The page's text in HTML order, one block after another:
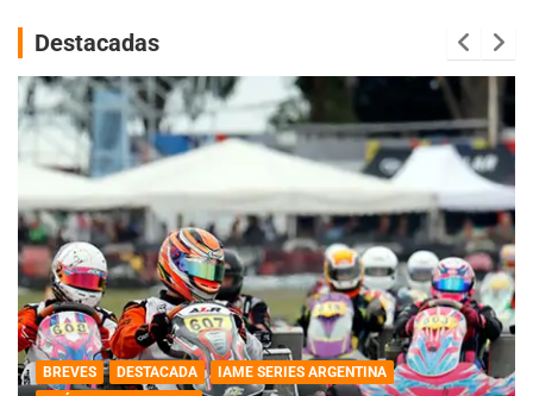
Destacadas
BREVES DESTACADA
IAME SERIES ARGENTINA